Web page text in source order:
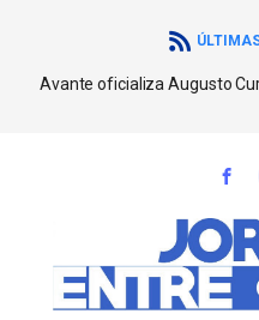
Avante oficializa Augusto